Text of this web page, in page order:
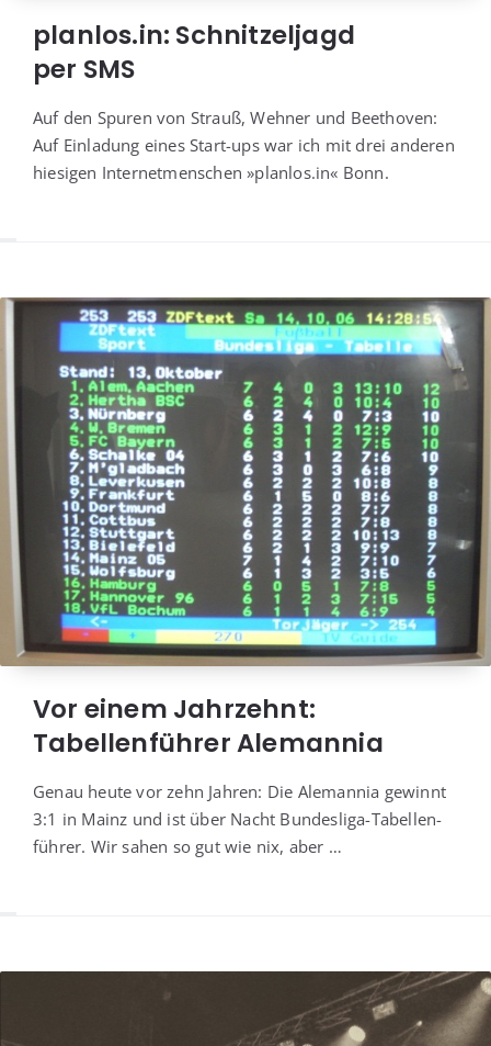
planlos.in: Schnitzeljagd
per SMS
Auf den Spu­ren von Strauß, Weh­ner und Beet­ho­ven:
Auf Ein­la­dung eines Start-ups war ich mit drei ande­ren
hie­si­gen Inter­net­men­schen »planlos.in« Bonn.
Vor einem Jahrzehnt:
Tabellenführer Alemannia
Genau heu­te vor zehn Jah­ren: Die Ale­man­nia gewinnt
3:1 in Mainz und ist über Nacht Bun­des­li­ga-Tabel­len­
füh­rer. Wir sahen so gut wie nix, aber …